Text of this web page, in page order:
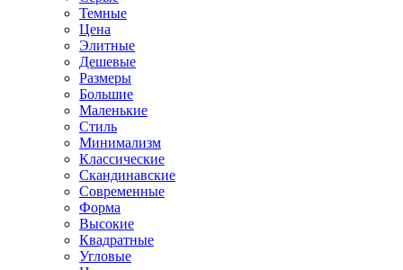
Темные
Цена
Элитные
Дешевые
Размеры
Большие
Маленькие
Стиль
Минимализм
Классические
Скандинавские
Современные
Форма
Высокие
Квадратные
Угловые